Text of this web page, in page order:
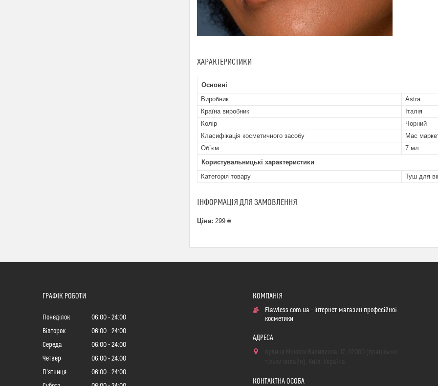
ХАРАКТЕРИСТИКИ
Основні
Виробник
Astra
Країна виробник
Італія
Колір
Чорний
Класифікація косметичного засобу
Мас
Об`єм
7 мл
Користувальницькі характеристики
Категорія товару
Туш для
ІНФОРМАЦІЯ ДЛЯ ЗАМОВЛЕННЯ
Ціна: 299 ₴
ГРАФІК РОБОТИ
Понеділок 06:00
24:00
Вівторок
06:00
24:00
Середа
06:00
24:00
Четвер
06:00
24:00
Пʼятниця
06:00
24:00
Flawless.com.ua - інтернет-магазин професійної
косметики